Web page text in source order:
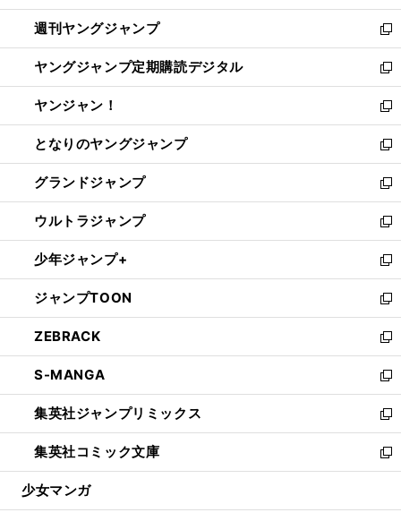
開
く
ウ
で
開
く
ン
ド
ウ
で
開
く
ウ
ィ
ン
ド
ウ
で
開
く
週刊ヤングジャンプ
新
し
い
ウ
ィ
ン
ド
ウ
で
開
く
ヤングジャンプ定期購読デジタル
新
し
い
ウ
ィ
ン
ド
ウ
で
開
く
ヤンジャン！
新
し
い
ウ
ィ
ン
ド
ウ
で
開
く
となりのヤングジャンプ
新
し
い
ウ
ィ
ン
ド
ウ
で
開
く
グランドジャンプ
新
し
い
ウ
ィ
ン
ド
ウ
で
開
く
ウルトラジャンプ
新
し
い
ウ
ィ
ン
ド
ウ
で
開
く
少年ジャンプ+
新
し
い
ウ
ィ
ン
ド
ウ
で
開
く
ジャンプTOON
新
し
い
ウ
ィ
ン
ド
ウ
で
開
ZEBRACK
新
し
い
ウ
ィ
ン
ド
ウ
開
S-MANGA
新
し
い
ウ
ィ
ン
ウ
集英社ジャンプリミックス
新
し
い
ウ
ン
集英社コミック文庫
新
し
ウ
少女マンガ